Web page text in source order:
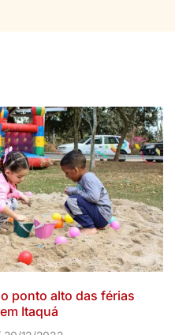
ponto alto das férias
Itaquá